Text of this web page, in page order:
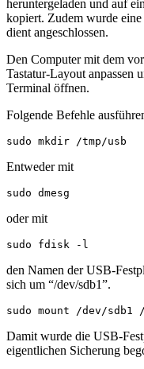
heruntergeladen und auf
kopiert. Zudem wurde
dient angeschlossen.
Den Computer mit dem
Tastatur-Layout anpassen
Terminal öffnen.
Folgende Befehle
sudo mkdir /tmp/usb
Entweder mit
sudo dmesg
oder mit
sudo fdisk -l
den Namen der USB-
sich um “/dev/sdb1”.
sudo mount /dev/sdb1
Damit wurde die USB-
eigentlichen Sicherung